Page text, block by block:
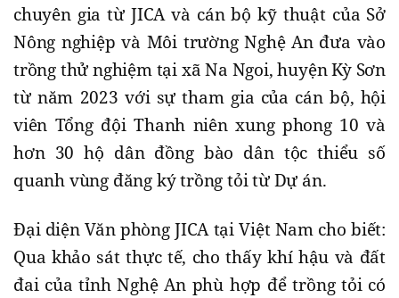
chuyên gia từ JICA và cán bộ kỹ thuật của Sở
Nông nghiệp và Môi trường Nghệ An đưa vào
trồng thử nghiệm tại xã Na Ngoi, huyện Kỳ Sơn
từ năm 2023 với sự tham gia của cán bộ, hội
viên Tổng đội Thanh niên xung phong 10 và
hơn 30 hộ dân đồng bào dân tộc thiểu số
quanh vùng đăng ký trồng tỏi từ Dự án.
Đại diện Văn phòng JICA tại Việt Nam cho biết:
Qua khảo sát thực tế, cho thấy khí hậu và đất
đai của tỉnh Nghệ An phù hợp để trồng tỏi có